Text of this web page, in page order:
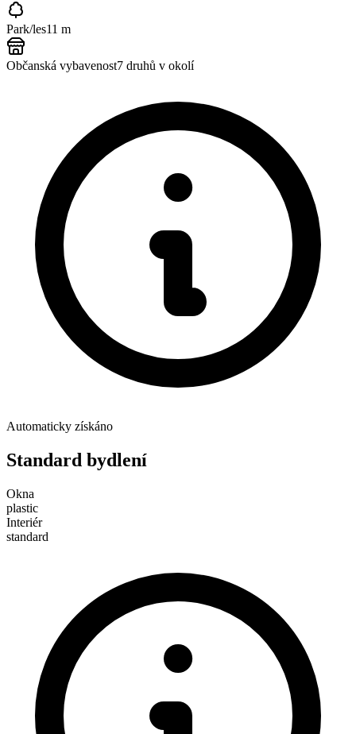
Park/les11 m
Občanská vybavenost7 druhů v okolí
Automaticky získáno
Standard bydlení
Okna
plastic
Interiér
standard